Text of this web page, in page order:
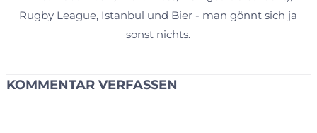
Rugby League, Istanbul und Bier - man gönnt sich ja
sonst nichts.
KOMMENTAR VERFASSEN